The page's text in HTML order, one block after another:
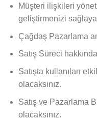
Müşteri ilişkileri
geliştirmenizi
Çağdaş Pazarlama
Satış Süreci
Satışta kullanılan
olacaksınız.
Satış ve Pazarlama
olacaksınız.